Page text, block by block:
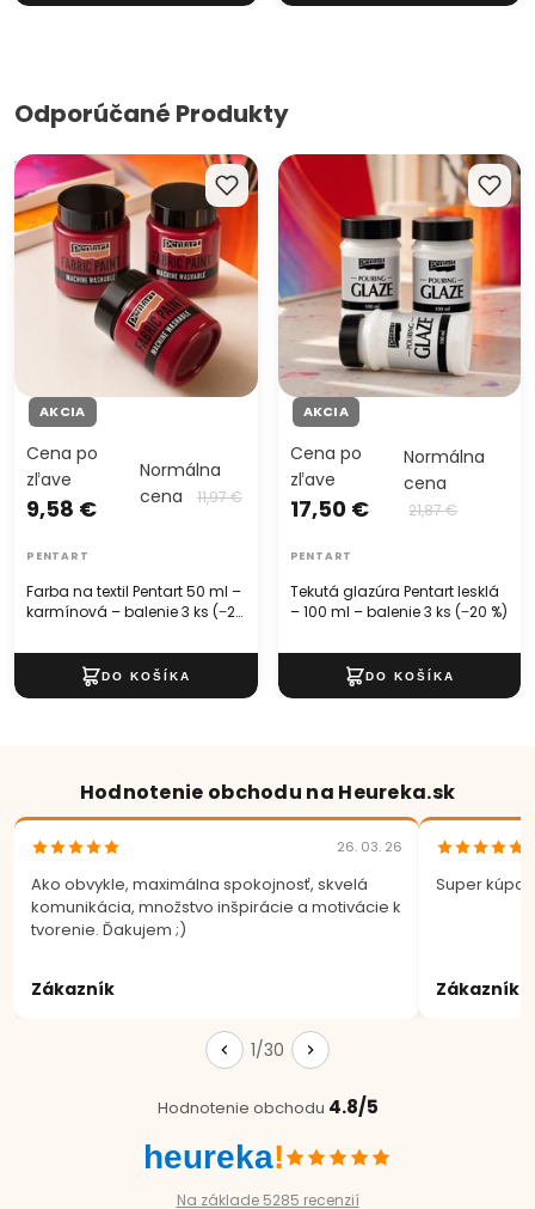
Odporúčané Produkty
Farba na textil Pentart 50 ml
– karmínová – balenie 3 ks
(−20 %)
AKCIA
Farba na textil Pentart 50 ml –
karmínová – balenie 3 ks (−20
Cena po
zľave
9,58 €
Normálna
cena
11,97 €
PENTART
Tekutá glazúra Pentart lesklá
– 100 ml – balenie 3 ks (−20
%)
AKCIA
Tekutá glazúra Pentart lesklá
– 100 ml – balenie 3 ks (−20 %)
Cena po
zľave
17,50 €
Normálna
cena
21,87 €
PENTART
Hodnotenie obchodu na Heureka.sk
26. 03. 26
Ako obvykle, maximálna spokojnosť, skvelá
komunikácia, množstvo inšpirácie a motivácie k
tvorenie. Ďakujem ;)
Zákazník
Super
Zákazník
1/30
Hodnotenie obchodu 4.8/5
heureka!
Na základe 5285 recenzií